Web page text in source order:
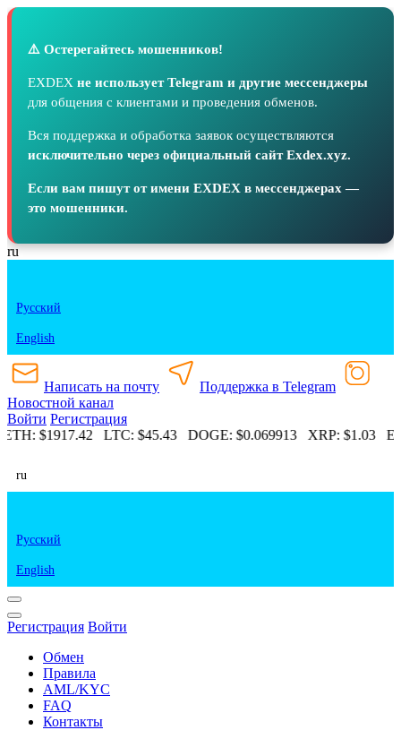
⚠️ Остерегайтесь мошенников!
EXDEX не использует Telegram и другие мессенджеры
для общения с клиентами и проведения обменов.
Вся поддержка и обработка заявок осуществляются
исключительно через официальный сайт Exdex.xyz.
Если вам пишут от имени EXDEX в мессенджерах —
это мошенники.
ru
Русский
English
Написать на почту
Поддержка в Telegram
Новостной канал
Войти Регистрация
$1917.42 LTC:$45.43 DOGE:$0.069913 XRP:$1.03
ru
Русский
English
Регистрация Войти
Обмен
Правила
AML/KYC
FAQ
Контакты